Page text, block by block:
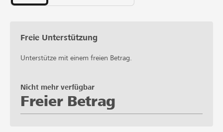
Freie Unterstützung
Unterstütze mit einem freien Betrag.
Freier Betrag
Nicht mehr verfügbar